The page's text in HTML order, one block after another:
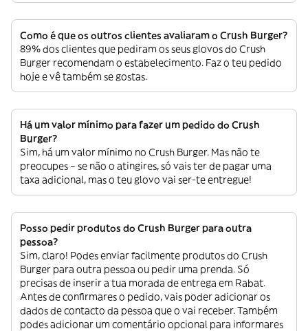
Como é que os outros clientes avaliaram o Crush Burger?
89% dos clientes que pediram os seus glovos do Crush
Burger recomendam o estabelecimento. Faz o teu pedido
hoje e vê também se gostas.
Há um valor mínimo para fazer um pedido do Crush
Burger?
Sim, há um valor mínimo no Crush Burger. Mas não te
preocupes – se não o atingires, só vais ter de pagar uma
taxa adicional, mas o teu glovo vai ser-te entregue!
Posso pedir produtos do Crush Burger para outra
pessoa?
Sim, claro! Podes enviar facilmente produtos do Crush
Burger para outra pessoa ou pedir uma prenda. Só
precisas de inserir a tua morada de entrega em Rabat.
Antes de confirmares o pedido, vais poder adicionar os
dados de contacto da pessoa que o vai receber. Também
podes adicionar um comentário opcional para informares